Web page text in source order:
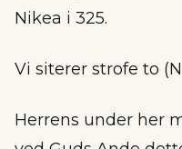
Nikea i 325.
Vi siterer strofe to
Herrens under her